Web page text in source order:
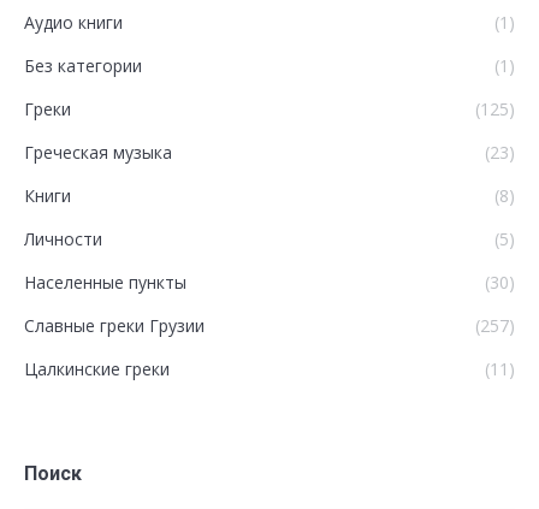
Аудио книги
(1)
Без категории
(1)
Греки
(125)
Греческая музыка
(23)
Книги
(8)
Личности
(5)
Населенные пункты
(30)
Славные греки Грузии
(257)
Цалкинские греки
(11)
Поиск